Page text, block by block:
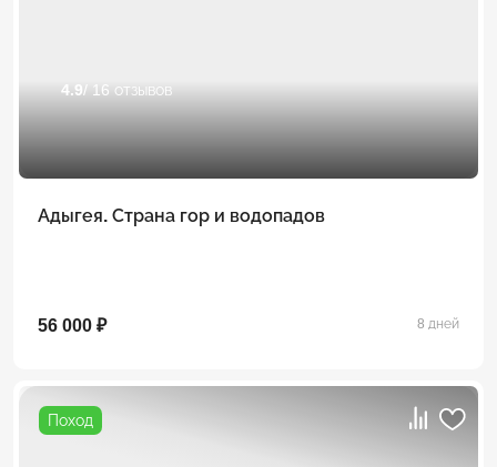
4.9/ 16 отзывов
Адыгея. Страна гор и водопадов
56 000 ₽ 8 дней
Поход